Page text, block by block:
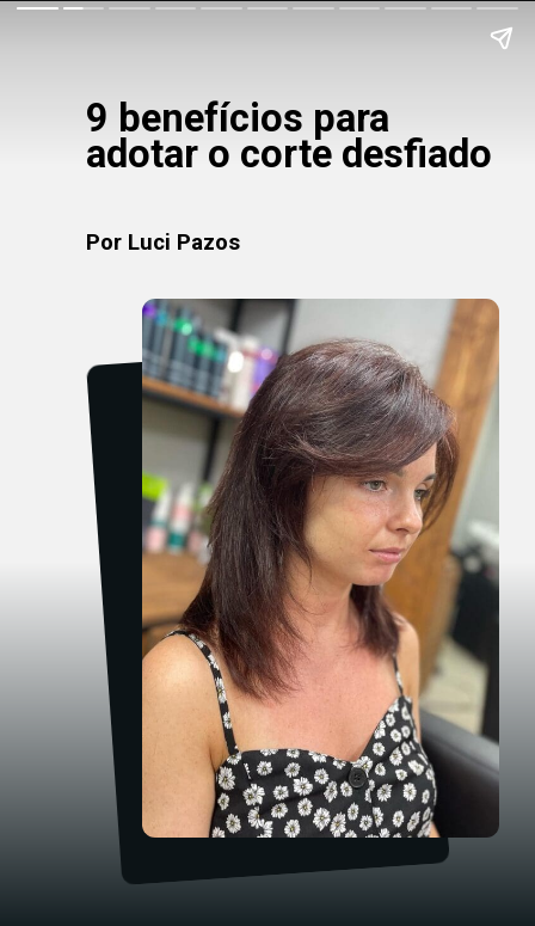
9 benefícios para
adotar o corte desfiado
Por Luci Pazos